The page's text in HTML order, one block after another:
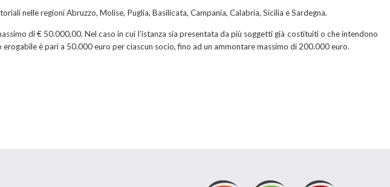
nelle regioni Abruzzo, Molise, Puglia, Basilicata, Campania, Calabria, Sicilia e Sardegna.
di € 50.000,00. Nel caso in cui l’istanza sia presentata da più soggetti già costituiti o che intendono
è pari a 50.000 euro per ciascun socio, fino ad un ammontare massimo di 200.000 euro.